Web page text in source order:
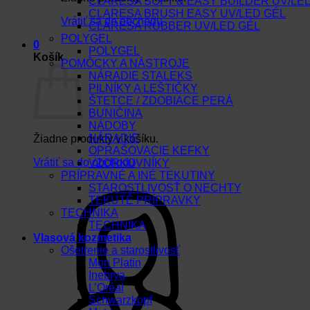
Vrátiť sa do obchodu
0
Košík
Žiadne produkty v košíku.
Vrátiť sa do obchodu
CLARESA BRUSH EASY UV/LED GÉL
CLARESA RUBBER UV/LED GÉL
POLYGEL
POLYGEL
POMÔCKY A NÁSTROJE
NÁRADIE STALEKS
PILNÍKY A LEŠTIČKY
ŠTETCE / ZDOBIACE PERÁ
BUNIČINA
NÁDOBY
NÁRADIE
OPRAŠOVACIE KEFKY
VZORKOVNÍKY
PRÍPRAVNÉ A INÉ TEKUTINY
STAROSTLIVOSŤ O NECHTY
TEKUTÉ PRÍPRAVKY
TECHNIKA
TECHNIKA
Vlasová kozmetika
Ošetrenie a starostlivosť
Mon Platin
Inebrya
L’Oréal
Schwarzkopf